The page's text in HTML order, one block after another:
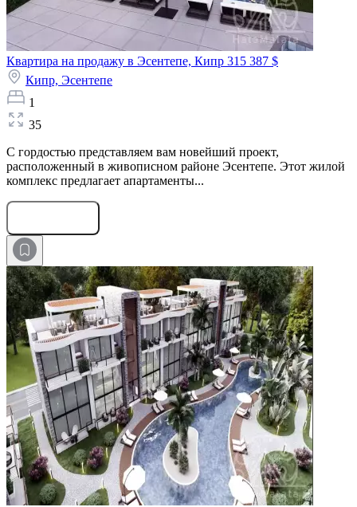
Квартира на продажу в Эсентепе, Кипр 315 387 $
Кипр, Эсентепе
1
35
С гордостью представляем вам новейший проект,
расположенный в живописном районе Эсентепе. Этот жилой
комплекс предлагает апартаменты...